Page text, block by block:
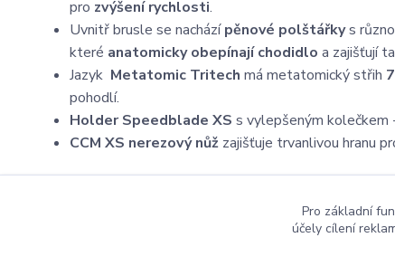
pro zvýšení rychlosti.
Uvnitř brusle se nacházípěnové polštářkys
které anatomicky obepínají chodidlo a zajišťují
Jazyk Metatomic Tritech má metatomický střih
pohodlí.
Holder Speedblade XS s vylepšeným kolečkem
CCM XS nerezový nůž zajišťuje trvanlivou hranu
Pro základní
účely cílení